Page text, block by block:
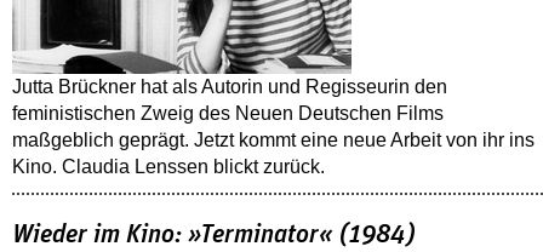
Jutta Brückner hat als Autorin und Regisseurin den
feministischen Zweig des Neuen Deutschen Films
maßgeblich geprägt. Jetzt kommt eine neue Arbeit von ihr ins
Kino. Claudia Lenssen blickt zurück.
Wieder im Kino: »Terminator« (1984)